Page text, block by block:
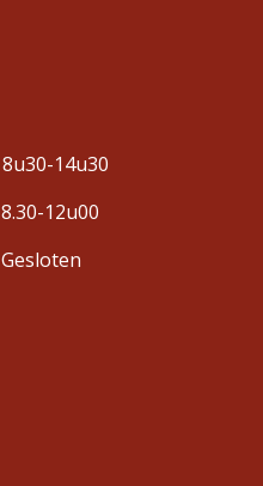
8u30-14u30
8.30-12u00
Gesloten